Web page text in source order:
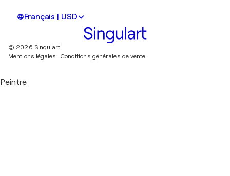
Français | USD
© 2026 Singulart
Mentions légales.
Conditions générales de vente
Peintre